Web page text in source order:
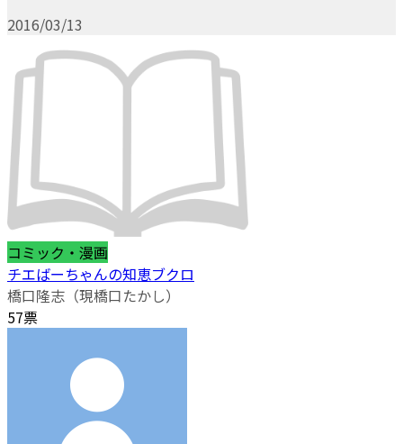
2016/03/13
コミック・漫画
チエばーちゃんの知恵ブクロ
橋口隆志（現橋口たかし）
57票